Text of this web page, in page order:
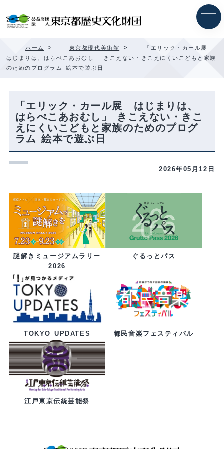
ホーム > 東京都現代美術館 >
「エリック・カール展
はじまりは、はらぺこあおむし」 きこえない・きこえにくいこどもと家族
のためのプログラム 絵本で遊ぶ日
「エリック・カール展 はじまりは、
はらぺこあおむし」 きこえない・きこ
えにくいこどもと家族のためのプログ
ラム 絵本で遊ぶ日
2026年05月12日
謎解きミュージアムラリー
2026
ぐるっとパス
TOKYO UPDATES 都民音楽フェスティバル
江戸東京伝統芸能祭